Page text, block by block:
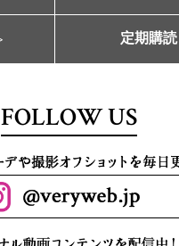
定期購読
FOLLOW US